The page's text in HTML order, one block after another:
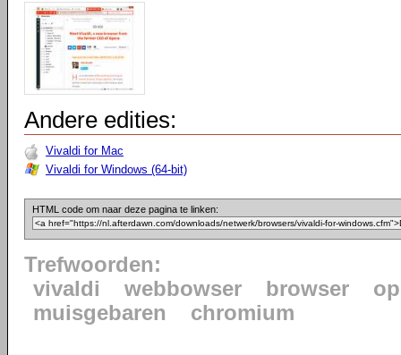
Andere edities:
Vivaldi for Mac
Vivaldi for Windows (64-bit)
HTML code om naar deze pagina te linken:
Trefwoorden:
vivaldi
webbowser browser
muisgebaren
chromium